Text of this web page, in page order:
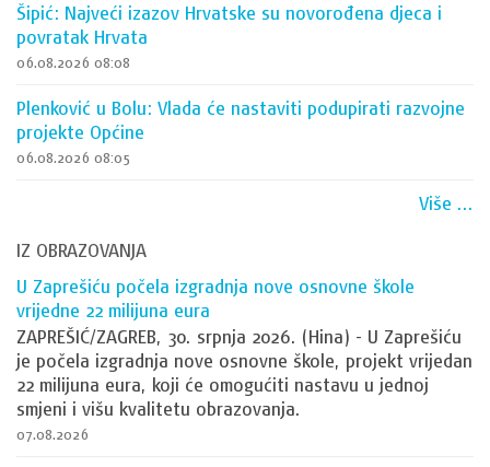
Šipić: Najveći izazov Hrvatske su novorođena djeca i
povratak Hrvata
06.08.2026 08:08
Plenković u Bolu: Vlada će nastaviti podupirati razvojne
projekte Općine
06.08.2026 08:05
Više ...
IZ OBRAZOVANJA
U Zaprešiću počela izgradnja nove osnovne škole
vrijedne 22 milijuna eura
ZAPREŠIĆ/ZAGREB, 30. srpnja 2026. (Hina) - U Zaprešiću
je počela izgradnja nove osnovne škole, projekt vrijedan
22 milijuna eura, koji će omogućiti nastavu u jednoj
smjeni i višu kvalitetu obrazovanja.
07.08.2026